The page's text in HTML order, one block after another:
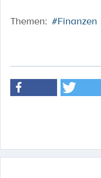
Themen: #Finanzen